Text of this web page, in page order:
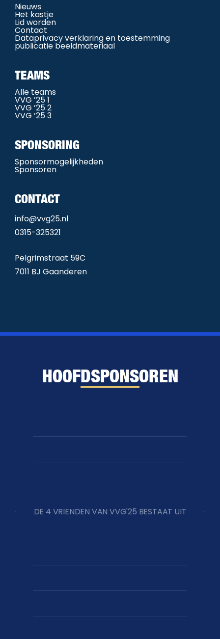
Nieuws
Het kastje
Lid worden
Contact
Dataprivacy verklaring en toestemming
publicatie beeldmateriaal
TEAMS
Alle teams
VVG ’25 1
VVG ’25 2
VVG ’25 3
SPONSORING
Sponsormogelijkheden
Sponsoren
CONTACT
info@vvg25.nl
0315-325321
Pelgrimstraat 59C
7011 BJ Gaanderen
HOOFDSPONSOREN
DE 4 VRIENDEN VAN VVG'25 BESTAAT UIT